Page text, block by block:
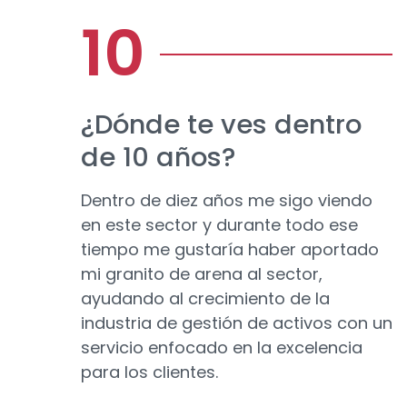
¿Dónde te ves dentro
de 10 años?
Dentro de diez años me sigo viendo
en este sector y durante todo ese
tiempo me gustaría haber aportado
mi granito de arena al sector,
ayudando al crecimiento de la
industria de gestión de activos con un
servicio enfocado en la excelencia
para los clientes.